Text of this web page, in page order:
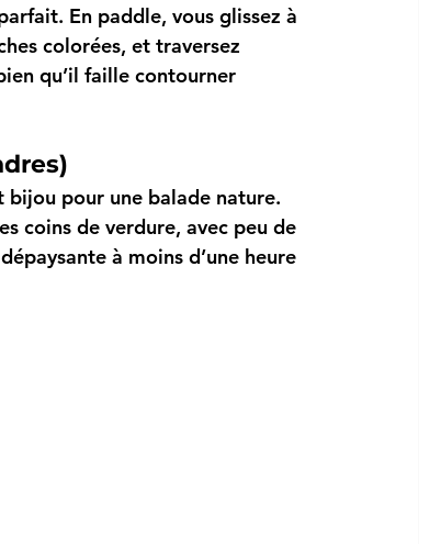
En paddle, vous glissez à
colorées, et traversez
qu’il faille contourner
pour une balade nature.
coins de verdure, avec peu de
à moins d’une heure